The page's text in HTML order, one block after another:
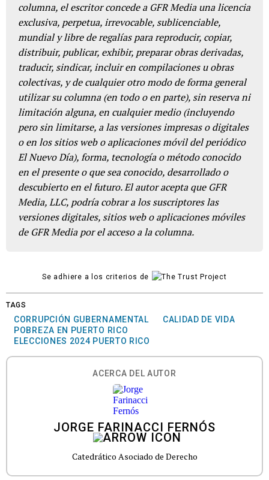
columna, el escritor concede a GFR Media una licencia
exclusiva, perpetua, irrevocable, sublicenciable,
mundial y libre de regalías para reproducir, copiar,
distribuir, publicar, exhibir, preparar obras derivadas,
traducir, sindicar, incluir en compilaciones u obras
colectivas, y de cualquier otro modo de forma general
utilizar su columna (en todo o en parte), sin reserva ni
limitación alguna, en cualquier medio (incluyendo
pero sin limitarse, a las versiones impresas o digitales
o en los sitios web o aplicaciones móvil del periódico
El Nuevo Día), forma, tecnología o método conocido
en el presente o que sea conocido, desarrollado o
descubierto en el futuro. El autor acepta que GFR
Media, LLC, podría cobrar a los suscriptores las
versiones digitales, sitios web o aplicaciones móviles
de GFR Media por el acceso a la columna.
Se adhiere a los criterios de
TAGS
CORRUPCIÓN GUBERNAMENTAL
CALIDAD DE VIDA
POBREZA EN PUERTO RICO
ELECCIONES 2024 PUERTO RICO
ACERCA DEL AUTOR
JORGE FARINACCI FERNÓS
Catedrático Asociado de Derecho